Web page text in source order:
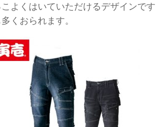
よくはいていただけるデザインです
くおられます。